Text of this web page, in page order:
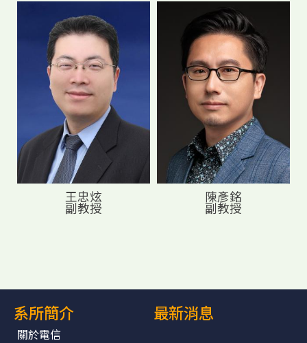
王忠炫
副教授
陳彥銘
副教授
系所簡介
關於電信
最新消息